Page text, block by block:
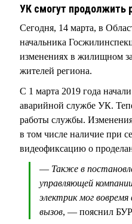
УК смогут продолжить
Сегодня, 14 марта, в
начальника
изменениях в жилищном
жителей региона.
С 1 марта 2019 года
аварийной службе УК.
работы службы.
в том числе наличие при
видеофиксацию о
— Также в
управляющей
электрик мог
вызов, — пояснил